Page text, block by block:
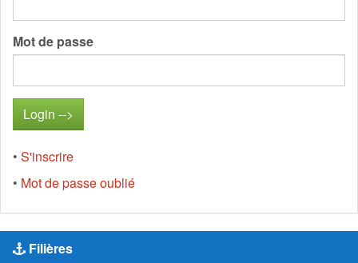
Mot de passe
• S'inscrire
• Mot de passe oublié
Filières